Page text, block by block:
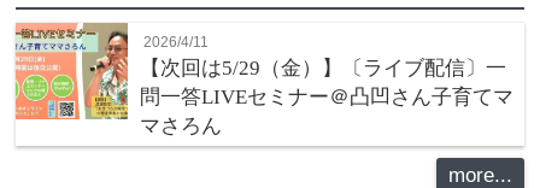
2026/4/11
【次回は5/29（金）】〔ライブ配信〕一
問一答LIVEセミナー＠凸凹さん子育てマ
マさろん
more...